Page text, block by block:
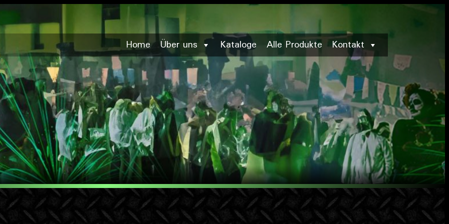
Home Über uns Kataloge Alle Produkte Kontakt